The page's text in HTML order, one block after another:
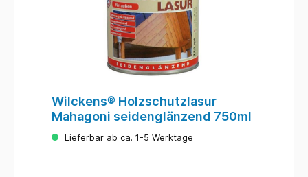
Wilckens® Holzschutzlasur
Mahagoni seidenglänzend 750ml
Lieferbar ab ca. 1-5 Werktage